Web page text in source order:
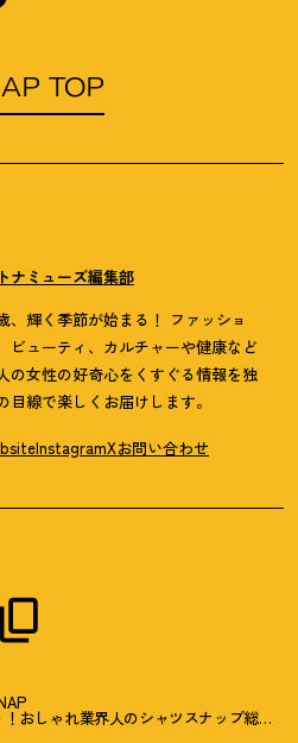
TOP
ナミューズ編集部
、輝く季節が始まる！ ファッショ
ビューティ、カルチャーや健康など
の女性の好奇心をくすぐる情報を独
目線で楽しくお届けします。
InstagramXお問い合わせ
！ おしゃれ業界人のシャツスナップ総ま